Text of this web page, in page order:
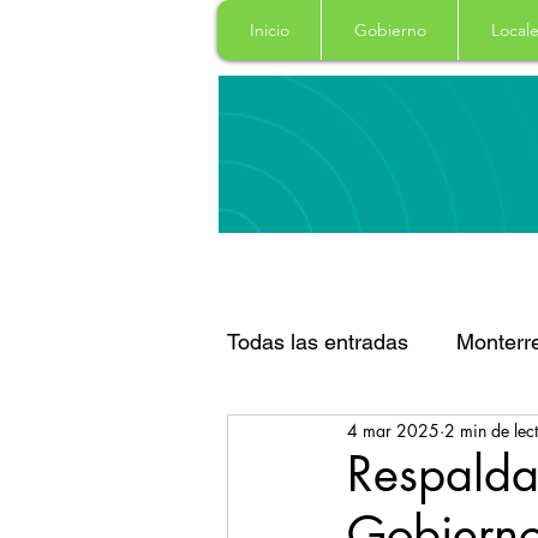
Inicio Gobierno
Todas las entradas
Santa Catarina San
4 mar 2025 2 min de